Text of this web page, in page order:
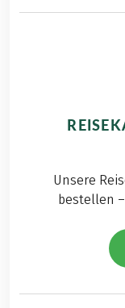
Unsere
bestellen